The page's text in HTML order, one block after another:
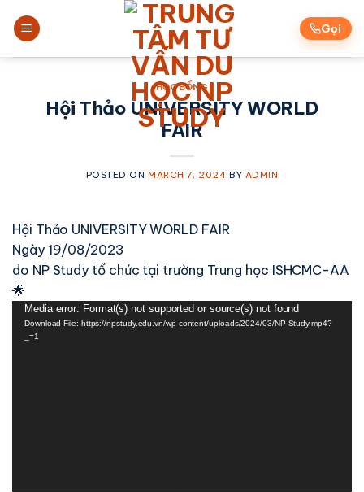
Gọi
HỌC BỔNG
Hội Thảo UNIVERSITY WORLD
FAIR
POSTED ONMARCH 7, 2024 BY ADMIN
Hội Thảo UNIVERSITY WORLD FAIR
Ngày 19/08/2023
do NP Study tổ chức tại trường Trung học ISHCMC-AA
🌟
Video
Player
Media error: Format(s) not supported or source(s) not found
Download File: https://npstudy.edu.vn/wp-content/uploads/2024/03/NP-Study.mp4?
_=1